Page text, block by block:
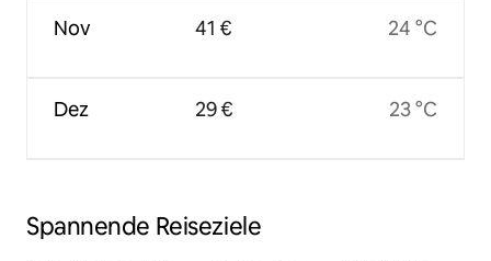
Nov
Dez
41 €
29 €
24 °C
23 °C
Spannende Reiseziele